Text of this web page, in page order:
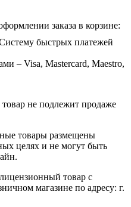
заказа в корзине:
быстрых платежей
– Visa, Mastercard, Maestro,
не подлежит продаже
товары размещены
целях и не могут быть
товар с
магазине по адресу: г.